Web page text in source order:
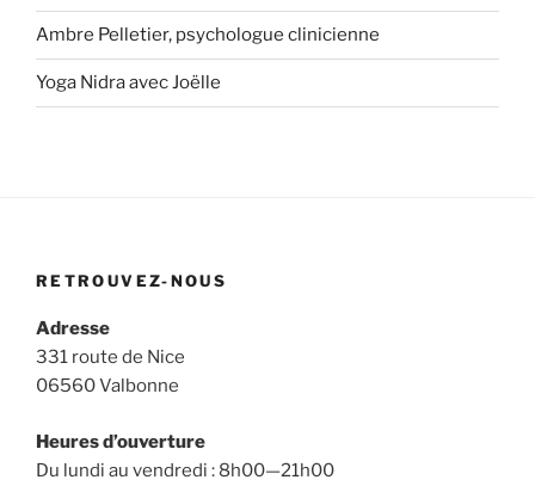
Ambre Pelletier, psychologue clinicienne
Yoga Nidra avec Joëlle
RETROUVEZ-NOUS
Adresse
331 route de Nice
06560 Valbonne
Heures d’ouverture
Du lundi au vendredi : 8h00—21h00